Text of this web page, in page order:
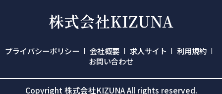
プライバシーポリシー 会社概要 求人サイト
利用規約
お問い合わせ
Copyright 株式会社KIZUNA All rights reserved.